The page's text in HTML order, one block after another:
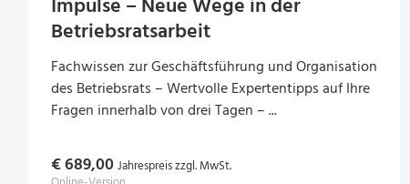
Impulse – Neue Wege in der
Betriebs­rats­arbeit
Fachwissen zur Geschäftsführung und Organisation
des Betriebsrats – Wertvolle Expertentipps auf Ihre
Fragen innerhalb von drei Tagen – ...
€ 689,00Jahrespreis zzgl. MwSt.